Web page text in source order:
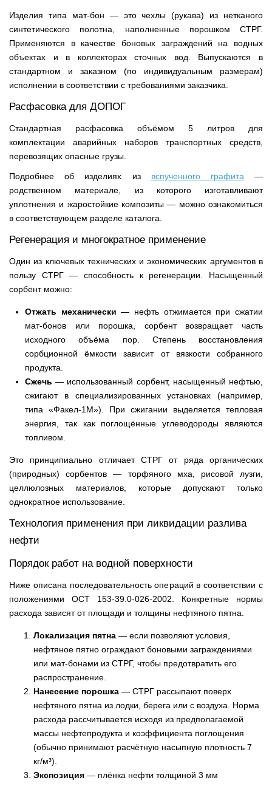
Изделия типа мат-бон — это чехлы (рукава) из нетканого
синтетического полотна, наполненные порошком СТРГ.
Применяются в качестве боновых заграждений на водных
объектах и в коллекторах сточных вод. Выпускаются в
стандартном и заказном (по индивидуальным размерам)
исполнении в соответствии с требованиями заказчика.
Расфасовка для ДОПОГ
Стандартная расфасовка объёмом 5 литров для
комплектации аварийных наборов транспортных средств,
перевозящих опасные грузы.
Подробнее об изделиях из вспученного графита —
родственном материале, из которого изготавливают
уплотнения и жаростойкие композиты — можно ознакомиться
в соответствующем разделе каталога.
Регенерация и многократное применение
Один из ключевых технических и экономических аргументов в
пользу СТРГ — способность к регенерации. Насыщенный
сорбент можно:
Отжать механически — нефть отжимается при сжатии
мат-бонов или порошка, сорбент возвращает часть
исходного объёма пор. Степень восстановления
сорбционной ёмкости зависит от вязкости собранного
продукта.
Сжечь — использованный сорбент, насыщенный нефтью,
сжигают в специализированных установках (например,
типа «Факел-1М»). При сжигании выделяется тепловая
энергия, так как поглощённые углеводороды являются
топливом.
Это принципиально отличает СТРГ от ряда органических
(природных) сорбентов — торфяного мха, рисовой лузги,
целлюлозных материалов, которые допускают только
однократное использование.
Технология применения при ликвидации разлива
нефти
Порядок работ на водной поверхности
Ниже описана последовательность операций в соответствии с
положениями ОСТ 153-39.0-026-2002. Конкретные нормы
расхода зависят от площади и толщины нефтяного пятна.
Локализация пятна — если позволяют условия,
нефтяное пятно ограждают боновыми заграждениями
или мат-бонами из СТРГ, чтобы предотвратить его
распространение.
Нанесение порошка — СТРГ рассыпают поверх
нефтяного пятна из лодки, берега или с воздуха. Норма
расхода рассчитывается исходя из предполагаемой
массы нефтепродукта и коэффициента поглощения
(обычно принимают расчётную насыпную плотность 7
кг/м³).
Экспозиция — плёнка нефти толщиной 3 мм